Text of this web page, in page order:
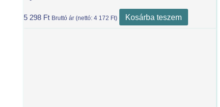
5 298 Ft Bruttó ár (nettó: 4 172 Ft) Kosárba teszem